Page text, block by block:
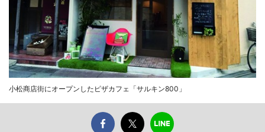
小松商店街にオープンしたピザカフェ「サルキン800」